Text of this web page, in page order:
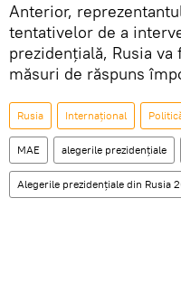
Anterior,
tentativelor de a
prezidențială, Rusia
măsuri de răspuns
Rusia Internaţional
MAE alegerile prezidențiale
Alegerile prezidențiale din Rusia